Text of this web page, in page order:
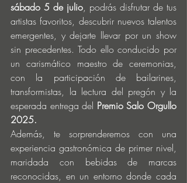
sábado 5 de julio, podrás disfrutar de tus
artistas favoritos, descubrir nuevos talentos
emergentes, y dejarte llevar por un show
sin precedentes. Todo ello conducido por
un carismático maestro de ceremonias,
con la participación de bailarines,
transformistas, la lectura del pregón y la
esperada entrega del Premio Salo Orgullo
2025.
Además, te sorprenderemos con una
experiencia gastronómica de primer nivel,
maridada con bebidas de marcas
reconocidas, en un entorno donde cada